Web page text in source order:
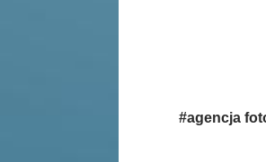
#agencja